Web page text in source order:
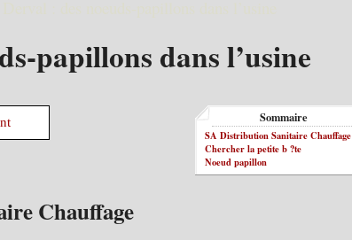
papillons dans l’usine
Sommaire
SA Distribution Sanitaire Chauffage
Chercher la petite b ?te
Noeud papillon
Chauffage